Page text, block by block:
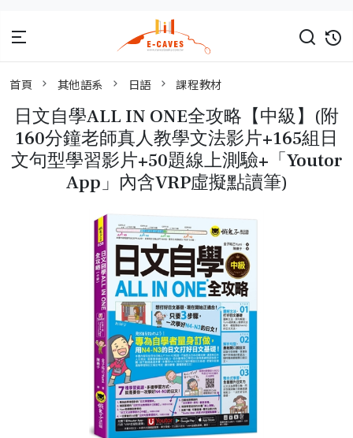
首頁 其他語系 日語 課程教材
日文自學ALL IN ONE全攻略【中級】(附
160分鐘老師真人教學文法影片+165組日
文句型學習影片+50題線上測驗+「Youtor
App」內含VRP虛擬點讀筆)